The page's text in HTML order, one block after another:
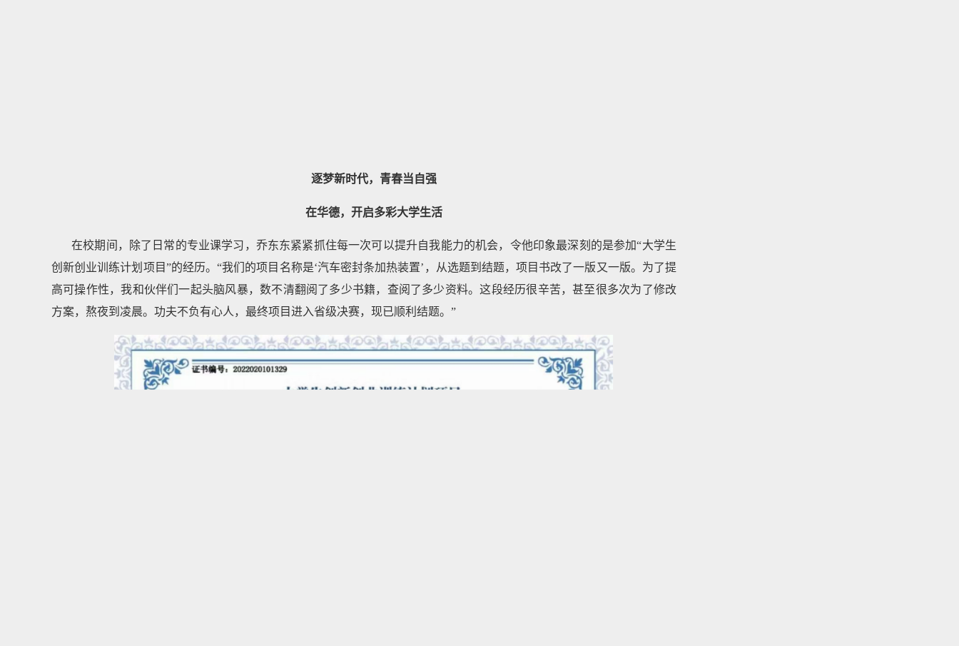
逐梦新时代，青春当自强
在华德，开启多彩大学生活
在校期间，除了日常的专业课学习，乔东东紧紧抓住每一次可以提升自我能力的机会，令他印象最深刻的是参加“大学生
创新创业训练计划项目”的经历。“我们的项目名称是‘汽车密封条加热装置’，从选题到结题，项目书改了一版又一版。为了提
高可操作性，我和伙伴们一起头脑风暴，数不清翻阅了多少书籍，查阅了多少资料。这段经历很辛苦，甚至很多次为了修改
方案，熬夜到凌晨。功夫不负有心人，最终项目进入省级决赛，现已顺利结题。”